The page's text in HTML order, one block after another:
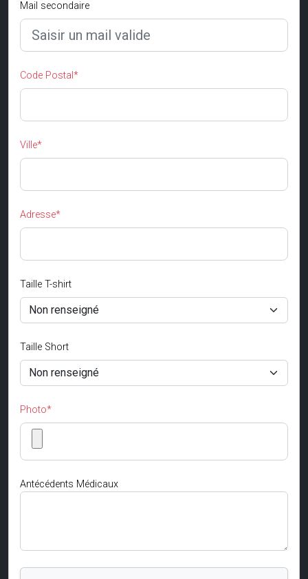
Mail secondaire
Code Postal*
Ville*
Adresse*
Taille T-shirt
Taille Short
Photo*
Antécédents Médicaux